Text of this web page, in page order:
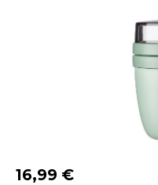
Regulärer Preis:
16,99 €